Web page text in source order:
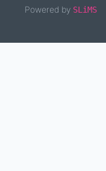
Powered by SLiMS